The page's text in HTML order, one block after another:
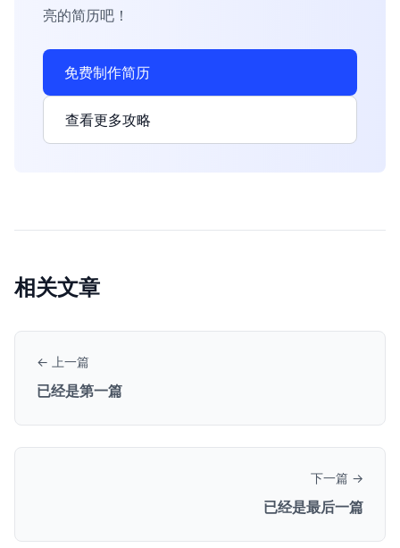
亮的简历吧！
免费制作简历
查看更多攻略
相关文章
← 上一篇
已经是第一篇
下一篇 →
已经是最后一篇